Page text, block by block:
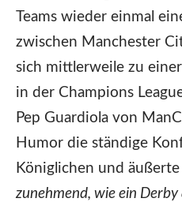
Teams wieder einmal
zwischen Manchester
sich mittlerweile zu
in der Champions
Pep Guardiola von
Humor die ständige
Königlichen und äußerte
zunehmend, wie ein Derby